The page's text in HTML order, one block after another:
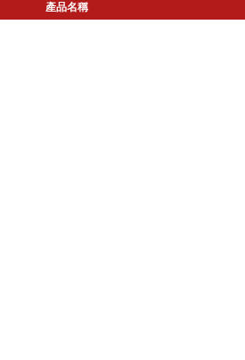
產品名稱